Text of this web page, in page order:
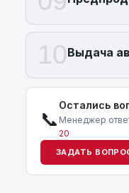
10Выдача
📞
Остались
Менеджер
20
ЗАДАТЬ